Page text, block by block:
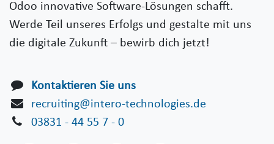
Odoo innovative Software-Lösungen schafft.
Werde Teil unseres Erfolgs und gestalte mit uns
die digitale Zukunft – bewirb dich jetzt!
Kontaktieren Sie uns
recruiting@intero-technologies.de
03831 - 44 55 7 - 0